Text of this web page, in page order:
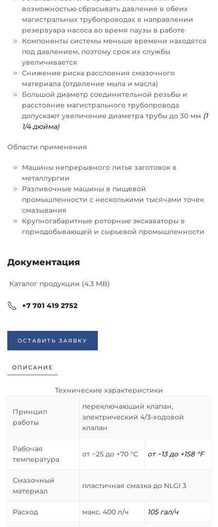
возможностью сбрасывать давление в обеих
магистральных трубопроводах в направлении
резервуара насоса во время паузы в работе
Компоненты системы меньше времени находятся
под давлением, поэтому срок их службы
увеличивается
Снижение риска расслоения смазочного
материала (отделение мыла и масла)
Большой диаметр соединительной резьбы и
расстояние магистрального трубопровода
допускают увеличение диаметра трубы до 30 мм (1
1/4 дюйма)
Области применения
Машины непрерывного литья заготовок в
металлургии
Разливочные машины в пищевой
промышленности с несколькими тысячами точек
смазывания
Крупногабаритные роторные экскаваторы в
горнодобывающей и сырьевой промышленности
Документация
Каталог продукции (4.3 MB)
+7 701 419 2752
ОСТАВИТЬ ЗАЯВКУ
ОПИСАНИЕ
Технические характеристики
Принцип
работы
переключающий клапан,
электрический 4/3-ходовой
клапан
Рабочая
температура
от −25 до +70 °C от −13 до +158 °F
Смазочный
материал
пластичная смазка до NLGI 3
Расход макс. 400 л/ч 105 гал/ч